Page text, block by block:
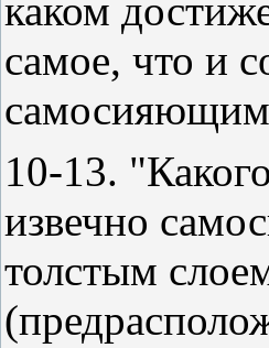
каком
самое, что и
10-13.
извечно
толстым